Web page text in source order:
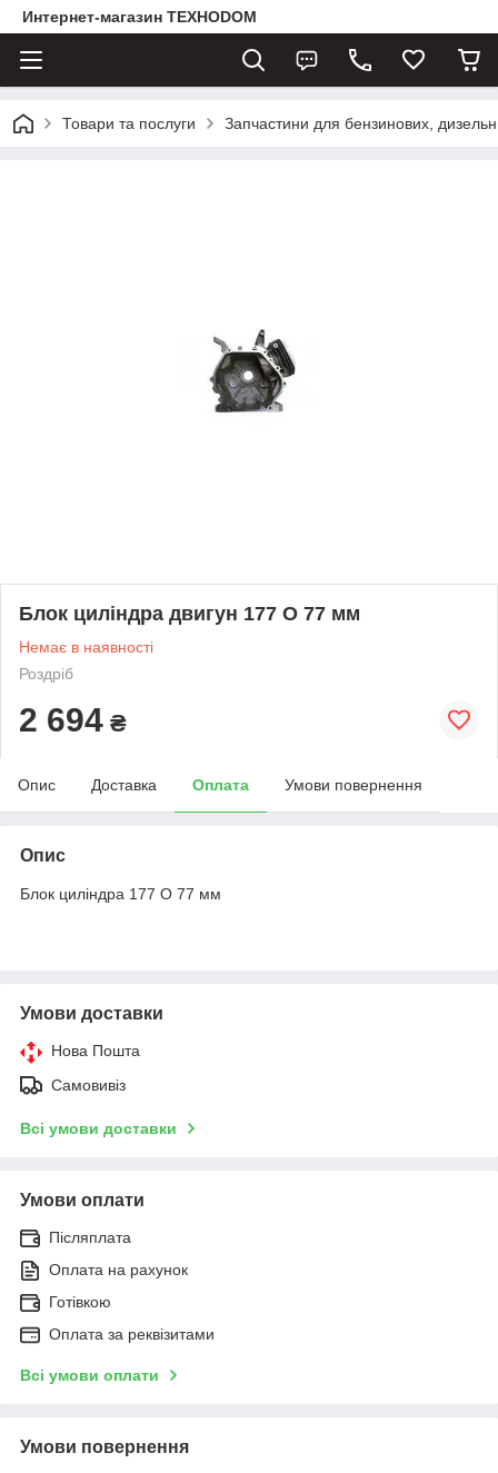
Интернет-магазин ТЕХНОDOM
Товари та послуги Запчастини для бензинових,
Блок циліндра двигун 177 O 77 мм
Немає в наявності
Роздріб
2 694 ₴
Опис Доставка Оплата Умови повернення
Опис
Блок циліндра 177 O 77 мм
Умови доставки
Нова Пошта
Самовивіз
Всі умови доставки
Умови оплати
Післяплата
Оплата на рахунок
Готівкою
Оплата за реквізитами
Всі умови оплати
Умови повернення